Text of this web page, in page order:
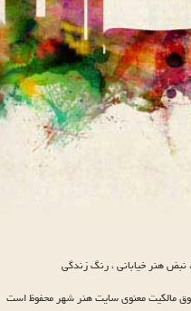
هنر خیابانی ، رنگ زندگی